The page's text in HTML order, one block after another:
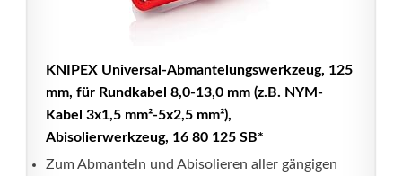
KNIPEX Universal-Abmantelungswerkzeug, 125
mm, für Rundkabel 8,0-13,0 mm (z.B. NYM-
Kabel 3x1,5 mm²-5x2,5 mm²),
Abisolierwerkzeug, 16 80 125 SB*
Zum Abmanteln und Abisolieren aller gängigen